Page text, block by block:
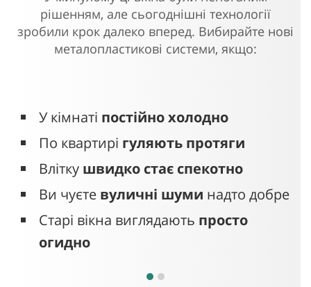
рішенням, але сьогоднішні технології
зробили крок далеко вперед. Вибирайте нові
металопластикові системи, якщо:
У кімнаті постійно холодно
По квартирі гуляють протяги
Влітку швидко стає спекотно
Ви чуєте вуличні шуми надто добре
Старі вікна виглядають просто
огидно